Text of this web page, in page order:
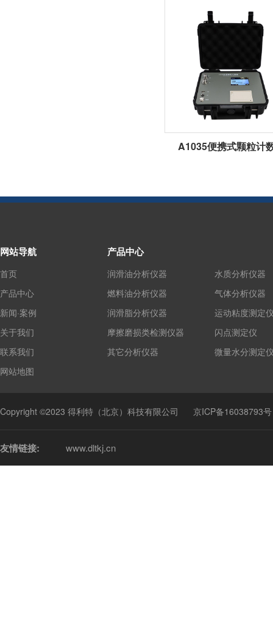
A1035便携式颗粒计
网站导航
首页
产品中心
新闻·案例
关于我们
联系我们
网站地图
产品中心
润滑油分析仪器
燃料油分析仪器
润滑脂分析仪器
摩擦磨损类检测仪器
其它分析仪器
水质分析仪器
气体分析仪器
运动粘度测定
闪点测定仪
微量水分测定
Copyright ©2023 得利特（北京）科技有限公司 京ICP备16038793号
友情链接: www.dltkj.cn